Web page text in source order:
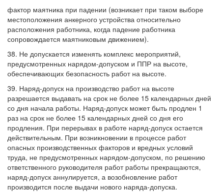
фактор маятника при падении (возникает при таком выборе
местоположения анкерного устройства относительно
расположения работника, когда падение работника
сопровождается маятниковым движением).
38. Не допускается изменять комплекс мероприятий,
предусмотренных нарядом-допуском и ППР на высоте,
обеспечивающих безопасность работ на высоте.
39. Наряд-допуск на производство работ на высоте
разрешается выдавать на срок не более 15 календарных дней
со дня начала работы. Наряд-допуск может быть продлен 1
раз на срок не более 15 календарных дней со дня его
продления. При перерывах в работе наряд-допуск остается
действительным. При возникновении в процессе работ
опасных производственных факторов и вредных условий
труда, не предусмотренных нарядом-допуском, по решению
ответственного руководителя работ работы прекращаются,
наряд-допуск аннулируется, а возобновление работ
производится после выдачи нового наряда-допуска.